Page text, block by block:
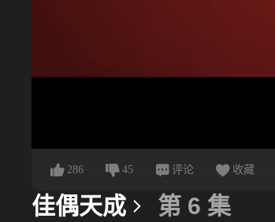
286 45 评论 收藏
佳偶天成 更多信息第 6 集